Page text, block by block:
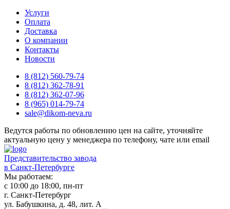
Услуги
Оплата
Доставка
О компании
Контакты
Новости
8 (812) 560-79-74
8 (812) 362-78-91
8 (812) 362-07-96
8 (965) 014-79-74
sale@dikom-neva.ru
Ведутся работы по обновлению цен на сайте, уточняйте
актуальную цену у менеджера по телефону, чате или email
Представительство завода
в Санкт-Петербурге
Мы работаем:
с 10:00 до 18:00, пн-пт
г. Санкт-Петербург
ул. Бабушкина, д. 48, лит. А